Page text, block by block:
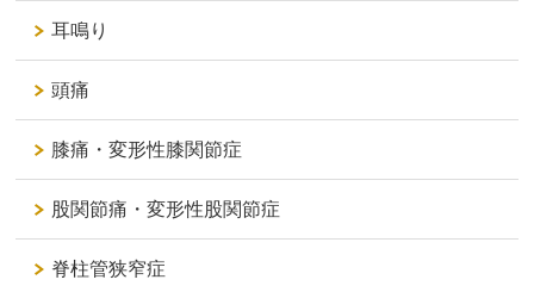
耳鳴り
頭痛
膝痛・変形性膝関節症
股関節痛・変形性股関節症
脊柱管狭窄症